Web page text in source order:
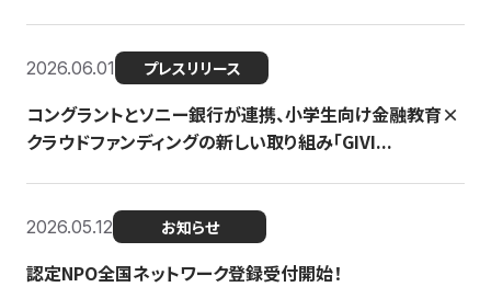
2026.06.01 プレスリリース
コングラントとソニー銀行が連携、小学生向け金融教育×
クラウドファンディングの新しい取り組み「GIVI...
2026.05.12 お知らせ
認定NPO全国ネットワーク登録受付開始！